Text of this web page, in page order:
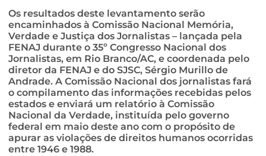
Os resultados deste levantamento serão
encaminhados à Comissão Nacional Memória,
Verdade e Justiça dos Jornalistas – lançada pela
FENAJ durante o 35º Congresso Nacional dos
Jornalistas, em Rio Branco/AC, e coordenada pelo
diretor da FENAJ e do SJSC, Sérgio Murillo de
Andrade. A Comissão Nacional dos jornalistas fará
o compilamento das informações recebidas pelos
estados e enviará um relatório à Comissão
Nacional da Verdade, instituída pelo governo
federal em maio deste ano com o propósito de
apurar as violações de direitos humanos ocorridas
entre 1946 e 1988.